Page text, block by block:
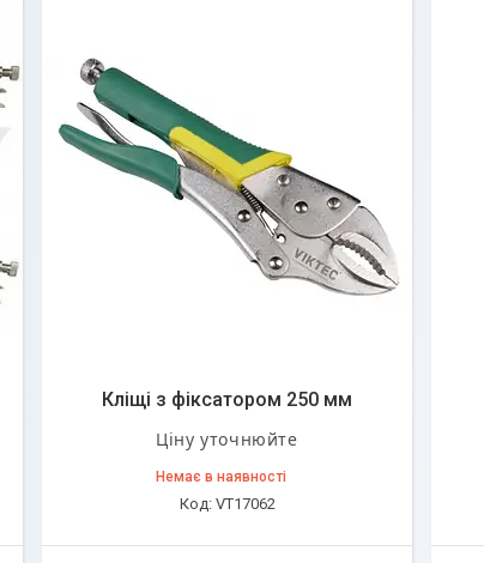
Кліщі з фіксатором 250 мм
Ціну уточнюйте
Немає в наявності
VT17062